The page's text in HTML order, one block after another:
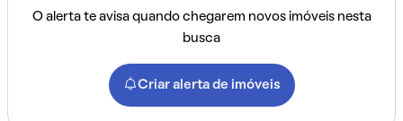
O alerta te avisa quando chegarem novos imóveis nesta
busca
Criar alerta de imóveis